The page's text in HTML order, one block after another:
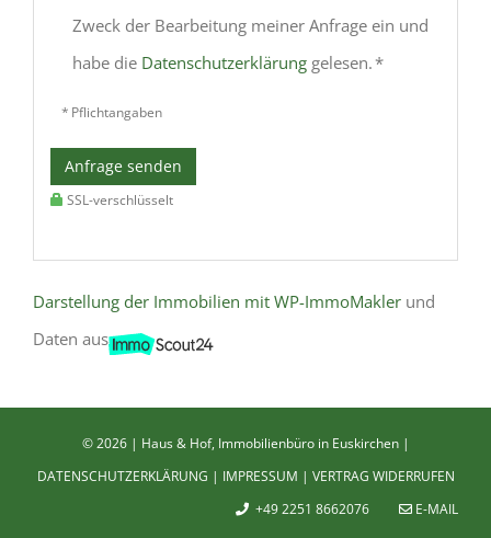
Zweck der Bearbeitung meiner Anfrage ein und
habe die Datenschutzerklärung gelesen. *
* Pflichtangaben
Anfrage senden
SSL-verschlüsselt
Darstellung der Immobilien mit WP-ImmoMakler und
Daten aus
©2026 | Haus & Hof, Immobilienbüro in Euskirchen |
DATENSCHUTZERKLÄRUNG | IMPRESSUM | VERTRAG WIDERRUFEN
+49 2251 8662076
E-MAIL